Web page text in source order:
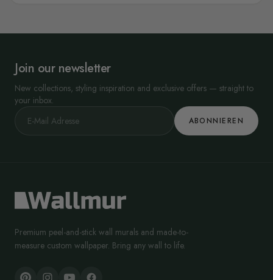
Join our newsletter
New collections, styling inspiration and exclusive offers — straight to
your inbox.
ABONNIEREN
Premium peel-and-stick wall murals and made-to-
measure custom wallpaper. Bring any wall to life.